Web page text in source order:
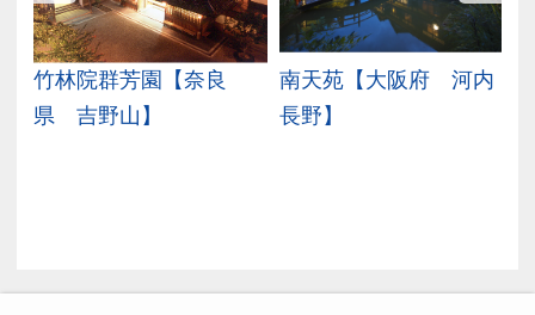
竹林院群芳園【奈良
県 吉野山】
南天苑【大阪府 河内
長野】